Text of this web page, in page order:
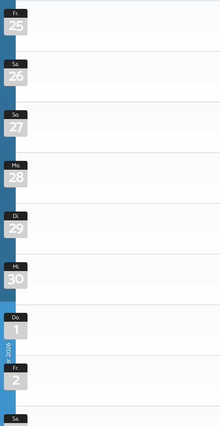
Fr.
25
Sa.
26
So.
27
Mo.
28
Di.
29
Mi.
30
Oktober 2026
Do.
1
Fr.
2
Sa.